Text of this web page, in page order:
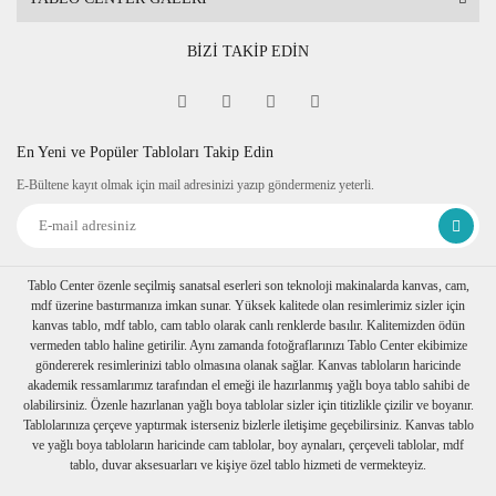
BİZİ TAKİP EDİN
En Yeni ve Popüler Tabloları Takip Edin
E-Bültene kayıt olmak için mail adresinizi yazıp göndermeniz yeterli.
Tablo Center özenle seçilmiş sanatsal eserleri son teknoloji makinalarda kanvas, cam,
mdf üzerine bastırmanıza imkan sunar. Yüksek kalitede olan resimlerimiz sizler için
kanvas tablo, mdf tablo, cam tablo olarak canlı renklerde basılır. Kalitemizden ödün
vermeden tablo haline getirilir. Aynı zamanda fotoğraflarınızı Tablo Center ekibimize
göndererek resimlerinizi tablo olmasına olanak sağlar. Kanvas tabloların haricinde
akademik ressamlarımız tarafından el emeği ile hazırlanmış yağlı boya tablo sahibi de
olabilirsiniz. Özenle hazırlanan yağlı boya tablolar sizler için titizlikle çizilir ve boyanır.
Tablolarınıza çerçeve yaptırmak isterseniz bizlerle iletişime geçebilirsiniz. Kanvas tablo
ve yağlı boya tabloların haricinde cam tablolar, boy aynaları, çerçeveli tablolar, mdf
tablo, duvar aksesuarları ve kişiye özel tablo hizmeti de vermekteyiz.